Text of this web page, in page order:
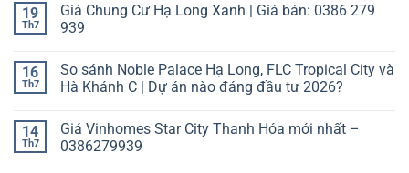
19
Th7
Giá Chung Cư Hạ Long Xanh | Giá bán: 0386 279
939
16
Th7
So sánh Noble Palace Hạ Long, FLC Tropical City và
Hà Khánh C | Dự án nào đáng đầu tư 2026?
14
Th7
Giá Vinhomes Star City Thanh Hóa mới nhất –
0386279939